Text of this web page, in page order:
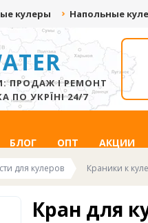
кулеры Напольные
ПРОДАЖ І РЕМОНТ
ПО УКРЇНІ 24/7
СКИДКА ДО -20%
ЗА ПОДПИСКУ НА
СОЦ.СЕТИ
БЛОГ ОПТ АКЦИИ
для кулеров Краники к
Кран для